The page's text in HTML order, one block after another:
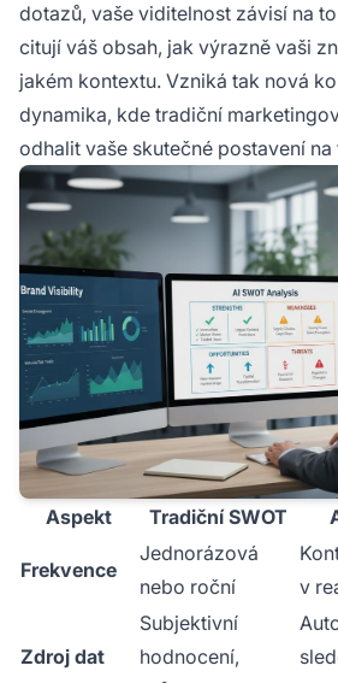
dotazů, vaše viditelnost závisí na
citují váš obsah, jak výrazně vaši
jakém kontextu. Vzniká tak nová
dynamika, kde tradiční
odhalit vaše skutečné postavení na
Aspekt Tradiční SWOT
Frekvence
Jednorázová
nebo roční
v
Zdroj dat
Subjektivní
hodnocení,